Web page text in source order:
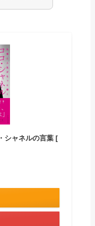
シャネルの言葉 [